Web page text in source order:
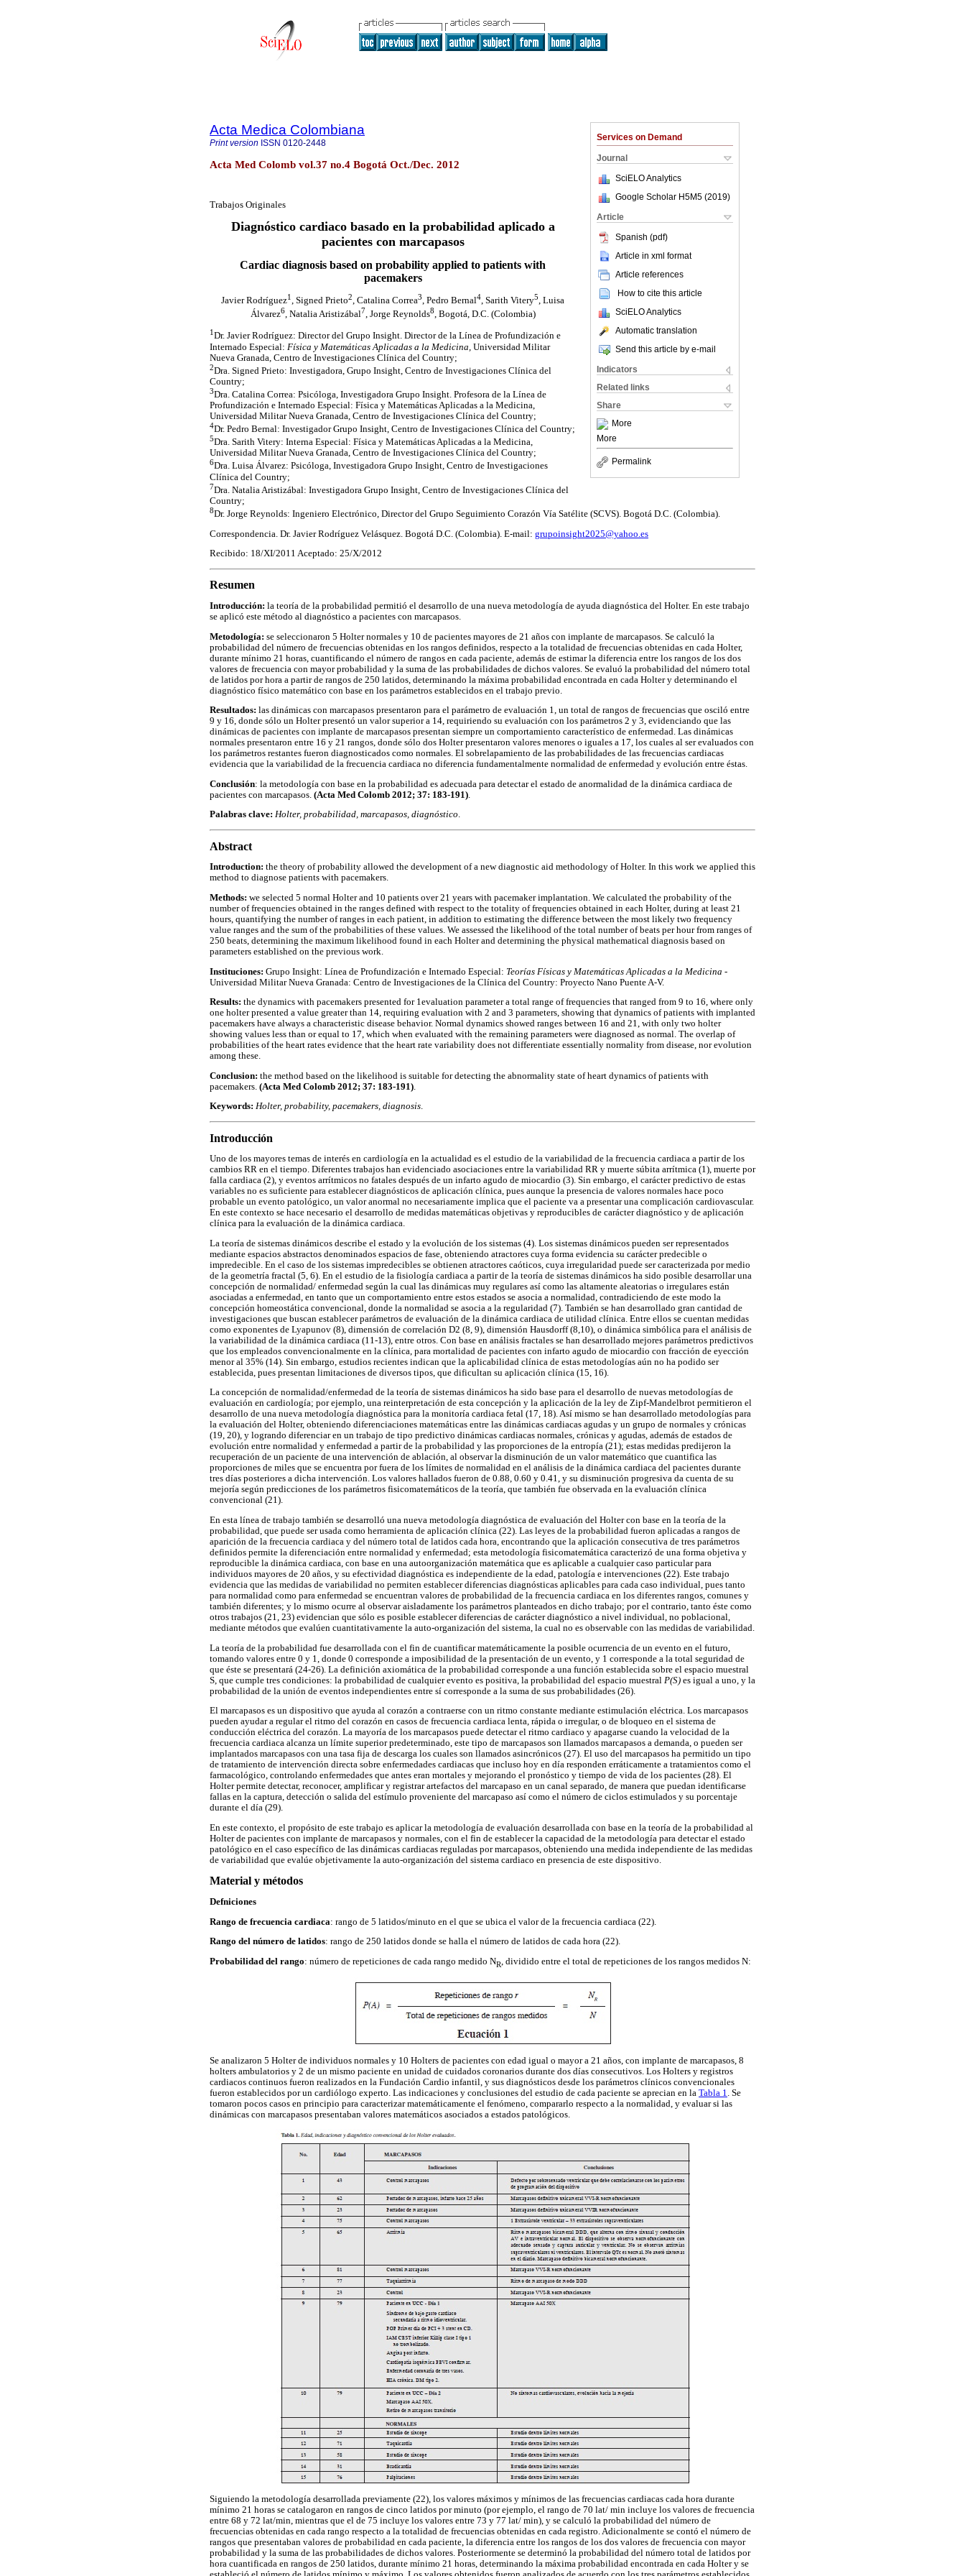
Services on Demand
Journal
SciELO Analytics
Google Scholar H5M5 (2019)
Article
Spanish (pdf)
Article in xml format
Article references
How to cite this article
SciELO Analytics
Automatic translation
Send this article by e-mail
Indicators
Related links
Share
More
More
Permalink
Acta Medica Colombiana
Print version ISSN 0120-2448
Acta Med Colomb vol.37 no.4 Bogotá Oct./Dec. 2012
Trabajos Originales
Diagnóstico cardiaco basado en la probabilidad aplicado a
pacientes con marcapasos
Cardiac diagnosis based on probability applied to patients with
pacemakers
Javier Rodríguez1, Signed Prieto2, Catalina Correa3, Pedro Bernal4, Sarith Vitery5, Luisa
Álvarez6, Natalia Aristizábal7 , Jorge Reynolds8 , Bogotá, D.C. (Colombia)
1Dr. Javier Rodríguez: Director del Grupo Insight. Director de la Línea de Profundización e
Internado Especial: Física y Matemáticas Aplicadas a la Medicina, Universidad Militar
Nueva Granada, Centro de Investigaciones Clínica del Country;
2Dra. Signed Prieto: Investigadora, Grupo Insight, Centro de Investigaciones Clínica del
Country;
3Dra. Catalina Correa: Psicóloga, Investigadora Grupo Insight. Profesora de la Línea de
Profundización e Internado Especial: Física y Matemáticas Aplicadas a la Medicina,
Universidad Militar Nueva Granada, Centro de Investigaciones Clínica del Country;
4Dr. Pedro Bernal: Investigador Grupo Insight, Centro de Investigaciones Clínica del Country;
5Dra. Sarith Vitery: Interna Especial: Física y Matemáticas Aplicadas a la Medicina,
Universidad Militar Nueva Granada, Centro de Investigaciones Clínica del Country;
6Dra. Luisa Álvarez: Psicóloga, Investigadora Grupo Insight, Centro de Investigaciones
Clínica del Country;
7Dra. Natalia Aristizábal: Investigadora Grupo Insight, Centro de Investigaciones Clínica del
Country;
8Dr. Jorge Reynolds: Ingeniero Electrónico, Director del Grupo Seguimiento Corazón Vía Satélite (SCVS). Bogotá D.C. (Colombia).
Correspondencia. Dr. Javier Rodríguez Velásquez. Bogotá D.C. (Colombia). E-mail: grupoinsight2025@yahoo.es
Recibido: 18/XI/2011 Aceptado: 25/X/2012
Resumen
Introducción: la teoría de la probabilidad permitió el desarrollo de una nueva metodología de ayuda diagnóstica del Holter. En este trabajo
se aplicó este método al diagnóstico a pacientes con marcapasos.
Metodología: se seleccionaron 5 Holter normales y 10 de pacientes mayores de 21 años con implante de marcapasos. Se calculó la
probabilidad del número de frecuencias obtenidas en los rangos definidos, respecto a la totalidad de frecuencias obtenidas en cada Holter,
durante mínimo 21 horas, cuantificando el número de rangos en cada paciente, además de estimar la diferencia entre los rangos de los dos
valores de frecuencia con mayor probabilidad y la suma de las probabilidades de dichos valores. Se evaluó la probabilidad del número total
de latidos por hora a partir de rangos de 250 latidos, determinando la máxima probabilidad encontrada en cada Holter y determinando el
diagnóstico físico matemático con base en los parámetros establecidos en el trabajo previo.
Resultados: las dinámicas con marcapasos presentaron para el parámetro de evaluación 1, un total de rangos de frecuencias que osciló entre
9 y 16, donde sólo un Holter presentó un valor superior a 14, requiriendo su evaluación con los parámetros 2 y 3, evidenciando que las
dinámicas de pacientes con implante de marcapasos presentan siempre un comportamiento característico de enfermedad. Las dinámicas
normales presentaron entre 16 y 21 rangos, donde sólo dos Holter presentaron valores menores o iguales a 17, los cuales al ser evaluados con
los parámetros restantes fueron diagnosticados como normales. El sobrelapamiento de las probabilidades de las frecuencias cardiacas
evidencia que la variabilidad de la frecuencia cardiaca no diferencia fundamentalmente normalidad de enfermedad y evolución entre éstas.
Conclusión: la metodología con base en la probabilidad es adecuada para detectar el estado de anormalidad de la dinámica cardiaca de
pacientes con marcapasos. (Acta Med Colomb 2012; 37: 183-191).
Palabras clave: Holter, probabilidad, marcapasos, diagnóstico.
Abstract
Introduction: the theory of probability allowed the development of a new diagnostic aid methodology of Holter. In this work we applied this
method to diagnose patients with pacemakers.
Methods: we selected 5 normal Holter and 10 patients over 21 years with pacemaker implantation. We calculated the probability of the
number of frequencies obtained in the ranges defined with respect to the totality of frequencies obtained in each Holter, during at least 21
hours, quantifying the number of ranges in each patient, in addition to estimating the difference between the most likely two frequency
value ranges and the sum of the probabilities of these values. We assessed the likelihood of the total number of beats per hour from ranges of
250 beats, determining the maximum likelihood found in each Holter and determining the physical mathematical diagnosis based on
parameters established on the previous work.
Instituciones: Grupo Insight: Línea de Profundización e Internado Especial: Teorías Físicas y Matemáticas Aplicadas a la Medicina -
Universidad Militar Nueva Granada: Centro de Investigaciones de la Clínica del Country: Proyecto Nano Puente A-V.
Results: the dynamics with pacemakers presented for 1evaluation parameter a total range of frequencies that ranged from 9 to 16, where only
one holter presented a value greater than 14, requiring evaluation with 2 and 3 parameters, showing that dynamics of patients with implanted
pacemakers have always a characteristic disease behavior. Normal dynamics showed ranges between 16 and 21, with only two holter
showing values less than or equal to 17, which when evaluated with the remaining parameters were diagnosed as normal. The overlap of
probabilities of the heart rates evidence that the heart rate variability does not differentiate essentially normality from disease, nor evolution
among these.
Conclusion: the method based on the likelihood is suitable for detecting the abnormality state of heart dynamics of patients with
pacemakers. (Acta Med Colomb 2012; 37: 183-191)
Keywords: Holter, probability, pacemakers, diagnosis.
Introducción
Uno de los mayores temas de interés en cardiología en la actualidad es el estudio de la variabilidad de la frecuencia cardiaca a partir de los
cambios RR en el tiempo. Diferentes trabajos han evidenciado asociaciones entre la variabilidad RR y muerte súbita arrítmica (1), muerte por
falla cardiaca (2), y eventos arrítmicos no fatales después de un infarto agudo de miocardio (3). Sin embargo, el carácter predictivo de estas
variables no es suficiente para establecer diagnósticos de aplicación clínica, pues aunque la presencia de valores normales hace poco
probable un evento patológico, un valor anormal no necesariamente implica que el paciente va a presentar una complicación cardiovascular.
En este contexto se hace necesario el desarrollo de medidas matemáticas objetivas y reproducibles de carácter diagnóstico y de aplicación
clínica para la evaluación de la dinámica cardiaca.
La teoría de sistemas dinámicos describe el estado y la evolución de los sistemas (4). Los sistemas dinámicos pueden ser representados
mediante espacios abstractos denominados espacios de fase, obteniendo atractores cuya forma evidencia su carácter predecible o
impredecible. En el caso de los sistemas impredecibles se obtienen atractores caóticos, cuya irregularidad puede ser caracterizada por medio
de la geometría fractal (5, 6). En el estudio de la fisiología cardiaca a partir de la teoría de sistemas dinámicos ha sido posible desarrollar una
concepción de normalidad/ enfermedad según la cual las dinámicas muy regulares así como las altamente aleatorias o irregulares están
asociadas a enfermedad, en tanto que un comportamiento entre estos estados se asocia a normalidad, contradiciendo de este modo la
concepción homeostática convencional, donde la normalidad se asocia a la regularidad (7). También se han desarrollado gran cantidad de
investigaciones que buscan establecer parámetros de evaluación de la dinámica cardiaca de utilidad clínica. Entre ellos se cuentan medidas
como exponentes de Lyapunov (8), dimensión de correlación D2 (8, 9), dimensión Hausdorff (8,10), o dinámica simbólica para el análisis de
la variabilidad de la dinámica cardiaca (11-13), entre otros. Con base en análisis fractales se han desarrollado mejores parámetros predictivos
que los empleados convencionalmente en la clínica, para mortalidad de pacientes con infarto agudo de miocardio con fracción de eyección
menor al 35% (14). Sin embargo, estudios recientes indican que la aplicabilidad clínica de estas metodologías aún no ha podido ser
establecida, pues presentan limitaciones de diversos tipos, que dificultan su aplicación clínica (15, 16).
La concepción de normalidad/enfermedad de la teoría de sistemas dinámicos ha sido base para el desarrollo de nuevas metodologías de
evaluación en cardiología; por ejemplo, una reinterpretación de esta concepción y la aplicación de la ley de Zipf-Mandelbrot permitieron el
desarrollo de una nueva metodología diagnóstica para la monitoría cardiaca fetal (17, 18). Así mismo se han desarrollado metodologías para
la evaluación del Holter, obteniendo diferenciaciones matemáticas entre las dinámicas cardiacas agudas y un grupo de normales y crónicas
(19, 20), y logrando diferenciar en un trabajo de tipo predictivo dinámicas cardiacas normales, crónicas y agudas, además de estados de
evolución entre normalidad y enfermedad a partir de la probabilidad y las proporciones de la entropía (21); estas medidas predijeron la
recuperación de un paciente de una intervención de ablación, al observar la disminución de un valor matemático que cuantifica las
proporciones de miles que se encuentra por fuera de los límites de normalidad en el análisis de la dinámica cardiaca del pacientes durante
tres días posteriores a dicha intervención. Los valores hallados fueron de 0.88, 0.60 y 0.41, y su disminución progresiva da cuenta de su
mejoría según predicciones de los parámetros fisicomatemáticos de la teoría, que también fue observada en la evaluación clínica
convencional (21).
En esta línea de trabajo también se desarrolló una nueva metodología diagnóstica de evaluación del Holter con base en la teoría de la
probabilidad, que puede ser usada como herramienta de aplicación clínica (22). Las leyes de la probabilidad fueron aplicadas a rangos de
aparición de la frecuencia cardiaca y del número total de latidos cada hora, encontrando que la aplicación consecutiva de tres parámetros
definidos permite la diferenciación entre normalidad y enfermedad; esta metodología fisicomatemática caracterizó de una forma objetiva y
reproducible la dinámica cardiaca, con base en una autoorganización matemática que es aplicable a cualquier caso particular para
individuos mayores de 20 años, y su efectividad diagnóstica es independiente de la edad, patología e intervenciones (22). Este trabajo
evidencia que las medidas de variabilidad no permiten establecer diferencias diagnósticas aplicables para cada caso individual, pues tanto
para normalidad como para enfermedad se encuentran valores de probabilidad de la frecuencia cardiaca en los diferentes rangos, comunes y
también diferentes; y lo mismo ocurre al observar aisladamente los parámetros planteados en dicho trabajo; por el contrario, tanto éste como
otros trabajos (21, 23) evidencian que sólo es posible establecer diferencias de carácter diagnóstico a nivel individual, no poblacional,
mediante métodos que evalúen cuantitativamente la auto-organización del sistema, la cual no es observable con las medidas de variabilidad.
La teoría de la probabilidad fue desarrollada con el fin de cuantificar matemáticamente la posible ocurrencia de un evento en el futuro,
tomando valores entre 0 y 1, donde 0 corresponde a imposibilidad de la presentación de un evento, y 1 corresponde a la total seguridad de
que éste se presentará (24-26). La definición axiomática de la probabilidad corresponde a una función establecida sobre el espacio muestral
S, que cumple tres condiciones: la probabilidad de cualquier evento es positiva, la probabilidad del espacio muestral P(S) es igual a uno, y la
probabilidad de la unión de eventos independientes entre sí corresponde a la suma de sus probabilidades (26).
El marcapasos es un dispositivo que ayuda al corazón a contraerse con un ritmo constante mediante estimulación eléctrica. Los marcapasos
pueden ayudar a regular el ritmo del corazón en casos de frecuencia cardiaca lenta, rápida o irregular, o de bloqueo en el sistema de
conducción eléctrica del corazón. La mayoría de los marcapasos puede detectar el ritmo cardiaco y apagarse cuando la velocidad de la
frecuencia cardiaca alcanza un límite superior predeterminado, este tipo de marcapasos son llamados marcapasos a demanda, o pueden ser
implantados marcapasos con una tasa fija de descarga los cuales son llamados asincrónicos (27). El uso del marcapasos ha permitido un tipo
de tratamiento de intervención directa sobre enfermedades cardiacas que incluso hoy en día responden erráticamente a tratamientos como el
farmacológico, controlando enfermedades que antes eran mortales y mejorando el pronóstico y tiempo de vida de los pacientes (28). El
Holter permite detectar, reconocer, amplificar y registrar artefactos del marcapaso en un canal separado, de manera que puedan identificarse
fallas en la captura, detección o salida del estímulo proveniente del marcapaso así como el número de ciclos estimulados y su porcentaje
durante el día (29).
En este contexto, el propósito de este trabajo es aplicar la metodología de evaluación desarrollada con base en la teoría de la probabilidad al
Holter de pacientes con implante de marcapasos y normales, con el fin de establecer la capacidad de la metodología para detectar el estado
patológico en el caso específico de las dinámicas cardiacas reguladas por marcapasos, obteniendo una medida independiente de las medidas
de variabilidad que evalúe objetivamente la auto-organización del sistema cardiaco en presencia de este dispositivo.
Material y métodos
Defniciones
Rango de frecuencia cardiaca: rango de 5 latidos/minuto en el que se ubica el valor de la frecuencia cardiaca (22).
Rango del número de latidos: rango de 250 latidos donde se halla el número de latidos de cada hora (22).
Probabilidad del rango: número de repeticiones de cada rango medido NR, dividido entre el total de repeticiones de los rangos medidos N:
Se analizaron 5 Holter de individuos normales y 10 Holters de pacientes con edad igual o mayor a 21 años, con implante de marcapasos, 8
holters ambulatorios y 2 de un mismo paciente en unidad de cuidados coronarios durante dos días consecutivos. Los Holters y registros
cardiacos continuos fueron realizados en la Fundación Cardio infantil, y sus diagnósticos desde los parámetros clínicos convencionales
fueron establecidos por un cardiólogo experto. Las indicaciones y conclusiones del estudio de cada paciente se aprecian en la Tabla 1
. Se
tomaron pocos casos en principio para caracterizar matemáticamente el fenómeno, compararlo respecto a la normalidad, y evaluar si las
dinámicas con marcapasos presentaban valores matemáticos asociados a estados patológicos.
Siguiendo la metodología desarrollada previamente (22), los valores máximos y mínimos de las frecuencias cardiacas cada hora durante
mínimo 21 horas se catalogaron en rangos de cinco latidos por minuto (por ejemplo, el rango de 70 lat/ min incluye los valores de frecuencia
entre 68 y 72 lat/min, mientras que el de 75 incluye los valores entre 73 y 77 lat/ min), y se calculó la probabilidad del número de
frecuencias obtenidas en cada rango respecto a la totalidad de frecuencias obtenidas en cada registro. Adicionalmente se contó el número de
rangos que presentaban valores de probabilidad en cada paciente, la diferencia entre los rangos de los dos valores de frecuencia con mayor
probabilidad y la suma de las probabilidades de dichos valores. Posteriormente se determinó la probabilidad del número total de latidos por
hora cuantificada en rangos de 250 latidos, durante mínimo 21 horas, determinando la máxima probabilidad encontrada en cada Holter y se